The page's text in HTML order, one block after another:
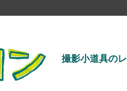
撮影小道具の